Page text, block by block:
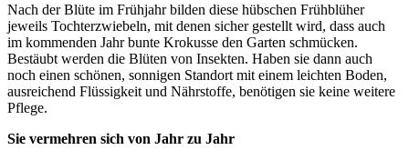
Nach der Blüte im Frühjahr bilden diese hübschen Frühblüher
jeweils Tochterzwiebeln, mit denen sicher gestellt wird, dass auch
im kommenden Jahr bunte Krokusse den Garten schmücken.
Bestäubt werden die Blüten von Insekten. Haben sie dann auch
noch einen schönen, sonnigen Standort mit einem leichten Boden,
ausreichend Flüssigkeit und Nährstoffe, benötigen sie keine weitere
Pflege.
Sie vermehren sich von Jahr zu Jahr